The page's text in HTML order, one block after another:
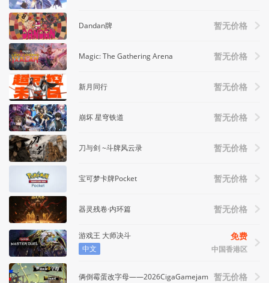
Dandan牌 暂无价格
Magic: The Gathering Arena 暂无价格
新月同行 暂无价格
崩坏 星穹铁道 暂无价格
刀与剑 ~斗牌风云录 暂无价格
宝可梦卡牌Pocket 暂无价格
器灵残卷·内环篇 暂无价格
游戏王 大师决斗
中文
免费
中国香港区
俩倒霉蛋改字母——2026CigaGamejam 暂无价格